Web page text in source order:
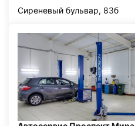
Сиреневый бульвар, 83б